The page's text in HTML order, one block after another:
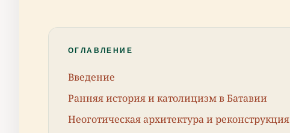
ОГЛАВЛЕНИЕ
Введение
Ранняя история и католицизм в Батавии
Неоготическая архитектура и реконструкция